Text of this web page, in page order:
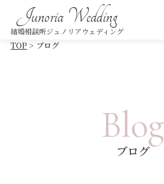
Junoria Wedding
結婚相談所ジュノリアウェディング
TOP ブログ
Blog
ブログ